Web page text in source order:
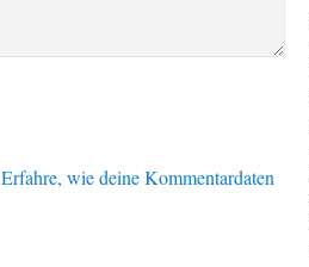
Erfahre, wie deine Kommentardaten